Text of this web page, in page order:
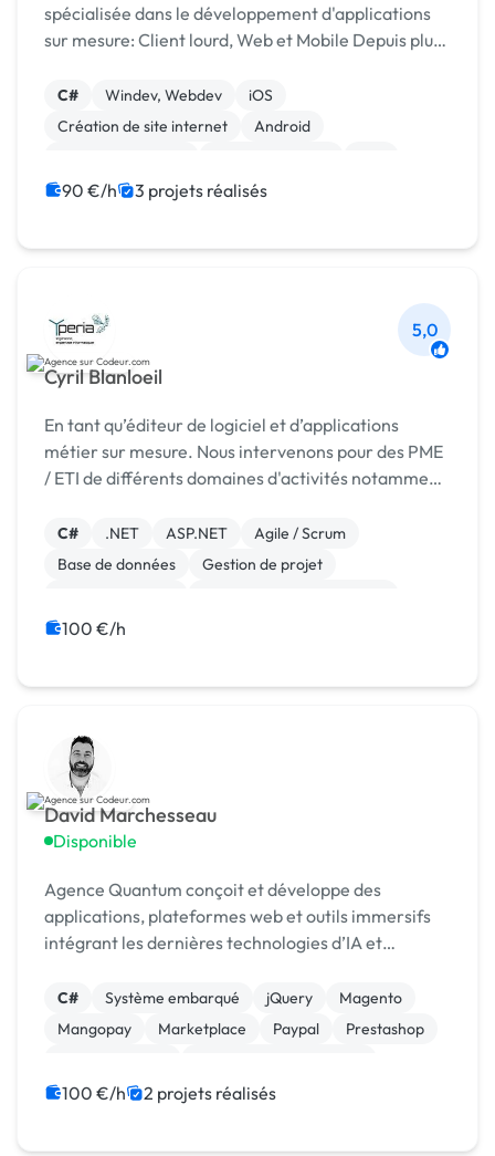
spécialisée dans le développement d'applications
sur mesure: Client lourd, Web et Mobile Depuis plus
nos clients et sommes disponibles pour discuter de
...
C# Windev, Webdev
iOS
Création de site internet
Android
Java
Site E-commerce
90 €/h 3 projets réalisés
Cyril Blanloeil
5,0
En tant qu’éditeur de logiciel et d’applications
métier sur mesure. Nous intervenons pour des PME
/ ETI de différents domaines d'activités notamment
C# .NET ASP.NET
Agile / Scrum
Base de données
Gestion de projet
CRM
ERP
100 €/h
David Marchesseau
Disponible
Agence Quantum conçoit et développe des
applications, plateformes web et outils immersifs
intégrant les dernières technologies d’IA et
et startups de l
C# Système embarqué jQuery
Magento
Mangopay
Marketplace Paypal
Prestashop
100 €/h 2 projets réalisés